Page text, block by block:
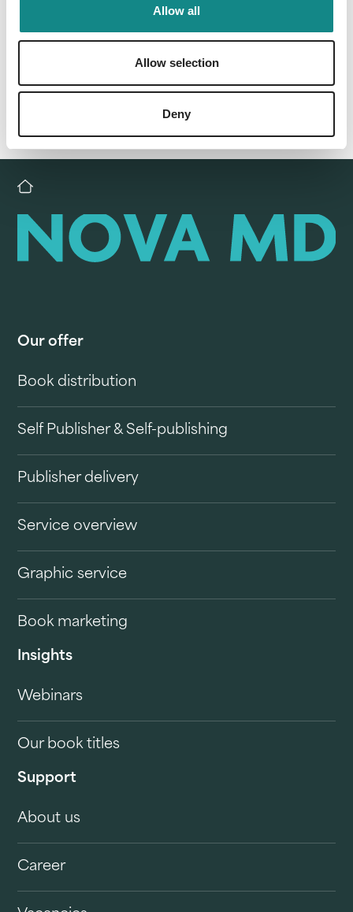
Allow all
Allow selection
Deny
Back to overview
Our offer
Book distribution
Self Publisher & Self-publishing
Publisher delivery
Service overview
Graphic service
Book marketing
Insights
Webinars
Our book titles
Support
About us
Career